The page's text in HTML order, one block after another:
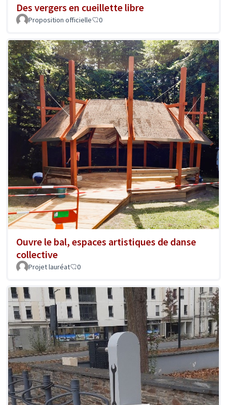
Des vergers en cueillette libre
Proposition officielle 0
Ouvre le bal, espaces artistiques de danse
collective
Projet lauréat 0